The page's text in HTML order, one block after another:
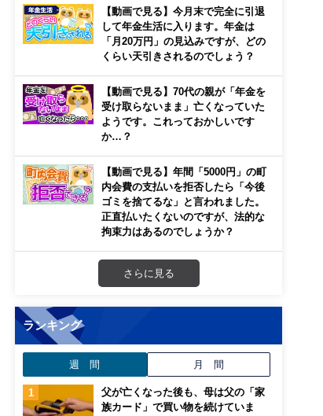
【動画で見る】今月末で完全に引退
して年金生活に入ります。年金は
「月20万円」の見込みですが、どの
くらい天引きされるのでしょう？
【動画で見る】70代の親が「年金を
受け取らないまま」亡くなっていた
ようです。これっておかしいです
か…？
【動画で見る】年間「5000円」の町
内会費の支払いを拒否したら「今後
ゴミを捨てるな」と言われました。
正直払いたくないのですが、法的な
拘束力はあるのでしょうか？
さらに見る
ランキング
週 間 月 間
父が亡くなった後も、母は父の「家
族カード」で買い物を続けていま